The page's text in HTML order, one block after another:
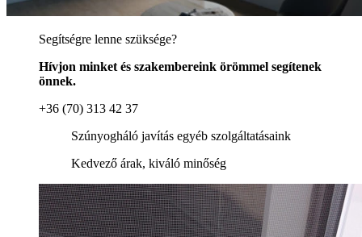
Segítségre lenne szüksége?
Hívjon minket és szakembereink örömmel segítenek
önnek.
+36 (70) 313 42 37
Szúnyogháló javítás egyéb szolgáltatásaink
Kedvező árak, kiváló minőség